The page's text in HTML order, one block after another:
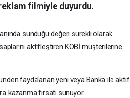
filmiyle duyurdu.
sunduğu değeri sürekli olarak
aktifleştiren KOBİ müşterilerine
faydalanan yeni veya Banka ile aktif
kazanma fırsatı sunuyor.